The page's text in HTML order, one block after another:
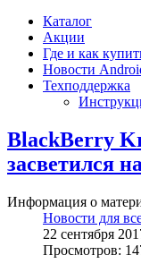
Каталог
Акции
Где и как
Новости
Техподдержка
BlackBerry
засветился
Информация о
Новости для
22 сентября
Просмотров: